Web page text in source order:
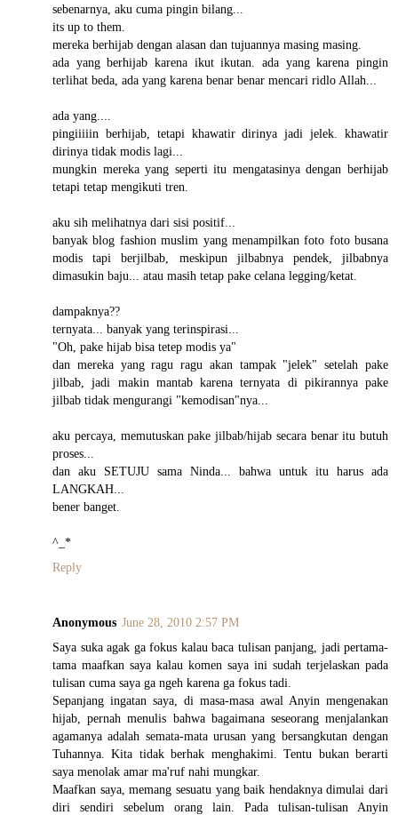
sebenarnya, aku cuma pingin bilang...
its up to them.
mereka berhijab dengan alasan dan tujuannya masing masing.
ada yang berhijab karena ikut ikutan. ada yang karena pingin
terlihat beda, ada yang karena benar benar mencari ridlo Allah...
ada yang....
pingiiiiin berhijab, tetapi khawatir dirinya jadi jelek. khawatir
dirinya tidak modis lagi...
mungkin mereka yang seperti itu mengatasinya dengan berhijab
tetapi tetap mengikuti tren.
aku sih melihatnya dari sisi positif...
banyak blog fashion muslim yang menampilkan foto foto busana
modis tapi berjilbab, meskipun jilbabnya pendek, jilbabnya
dimasukin baju... atau masih tetap pake celana legging/ketat.
dampaknya??
ternyata... banyak yang terinspirasi...
"Oh, pake hijab bisa tetep modis ya"
dan mereka yang ragu ragu akan tampak "jelek" setelah pake
jilbab, jadi makin mantab karena ternyata di pikirannya pake
jilbab tidak mengurangi "kemodisan"nya...
aku percaya, memutuskan pake jilbab/hijab secara benar itu butuh
proses...
dan aku SETUJU sama Ninda... bahwa untuk itu harus ada
LANGKAH...
bener banget.
^_*
Reply
Anonymous June 28, 2010 2:57 PM
Saya suka agak ga fokus kalau baca tulisan panjang, jadi pertama-
tama maafkan saya kalau komen saya ini sudah terjelaskan pada
tulisan cuma saya ga ngeh karena ga fokus tadi.
Sepanjang ingatan saya, di masa-masa awal Anyin mengenakan
hijab, pernah menulis bahwa bagaimana seseorang menjalankan
agamanya adalah semata-mata urusan yang bersangkutan dengan
Tuhannya. Kita tidak berhak menghakimi. Tentu bukan berarti
saya menolak amar ma'ruf nahi mungkar.
Maafkan saya, memang sesuatu yang baik hendaknya dimulai dari
diri sendiri sebelum orang lain. Pada tulisan-tulisan Anyin